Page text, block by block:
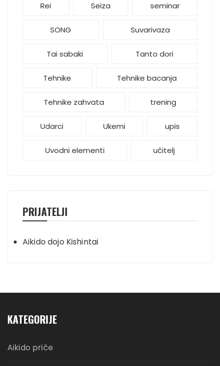
Rei Seiza seminar
SONG Suvarivaza
Tai sabaki Tanto dori
Tehnike Tehnike bacanja
Tehnike zahvata trening
Udarci Ukemi upis
Uvodni elementi učitelj
PRIJATELJI
Aikido dojo Kishintai
KATEGORIJE
Aikido priče